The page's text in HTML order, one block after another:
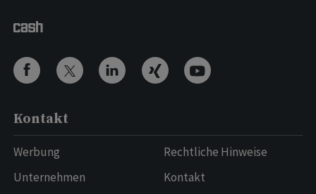
Kontakt
Werbung
Unternehmen
Rechtliche Hinweise
Kontakt